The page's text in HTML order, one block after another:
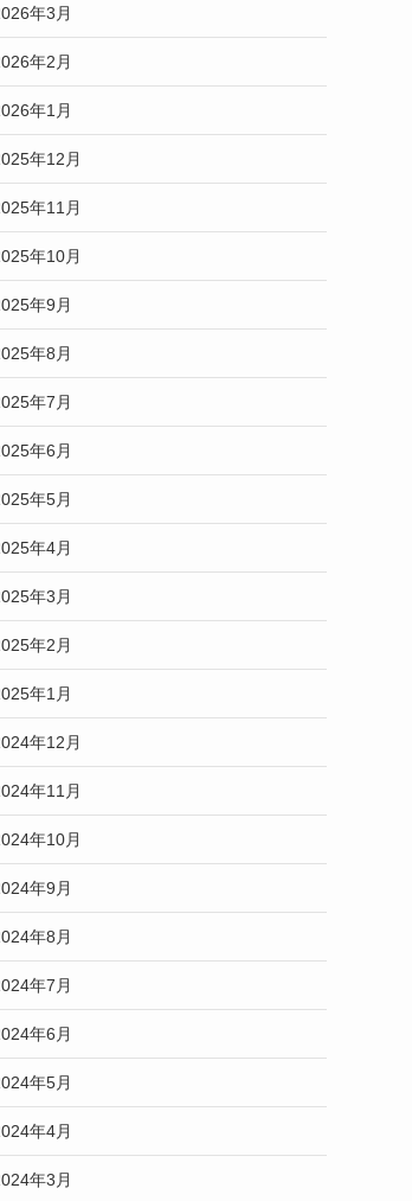
年3月
年2月
年1月
年12月
年11月
年10月
年9月
年8月
年7月
年6月
年5月
年4月
年3月
年2月
年1月
年12月
年11月
年10月
年9月
年8月
年7月
年6月
年5月
年4月
年3月